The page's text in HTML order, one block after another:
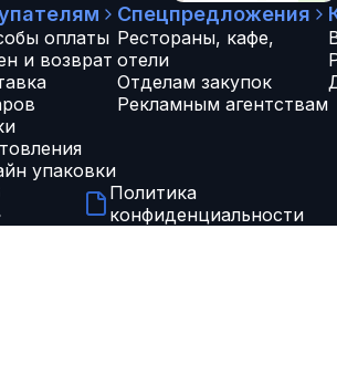
оплаты
и возврат
упаковки
Спецпредложения
Рестораны, кафе,
отели
Отделам закупок
Рекламным агентствам
Политика
конфиденциальности